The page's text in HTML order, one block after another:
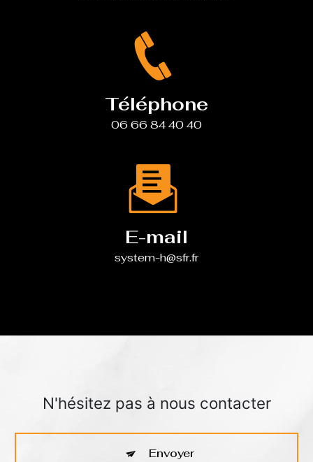
Téléphone
06 66 84 40 40
E-mail
system-h@sfr.fr
N'hésitez pas à nous contacter
Envoyer